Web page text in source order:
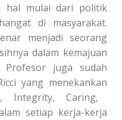
hal mulai dari politik
di masyarakat.
menjadi seorang
dalam kemajuan
Profesor juga sudah
yang menekankan
Integrity, Caring,
setiap kerja-kerja